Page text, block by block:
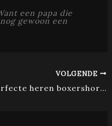
een papa die
gewoon een
VOLGENDE
De perfecte heren boxershort voor de zomer